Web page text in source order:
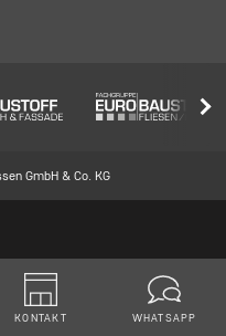
KONTAKT WHATSAPP
GmbH & Co. KG